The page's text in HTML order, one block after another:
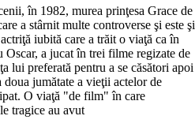
în 1982, murea prinţesa Grace de
a stârnit multe controverse şi este şi
iubită care a trăit o viaţă ca în
Oscar, a jucat în trei filme regizate de
lui preferată pentru a se căsători apoi
jumătate a vieţii actelor de
O viaţă "de film" în care
tragice au avut